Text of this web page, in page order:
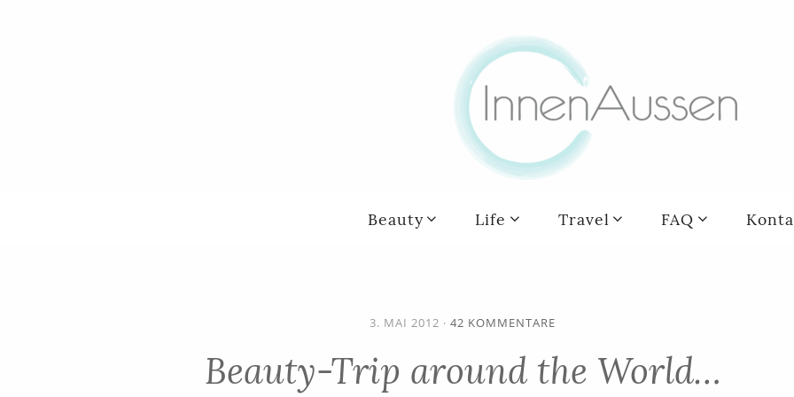
Beauty Life Travel FAQ
3. MAI 2012 · 42 KOMMENTARE
Beauty-Trip around the World…